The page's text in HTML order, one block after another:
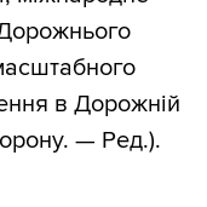
в Дорожній
— Ред.).